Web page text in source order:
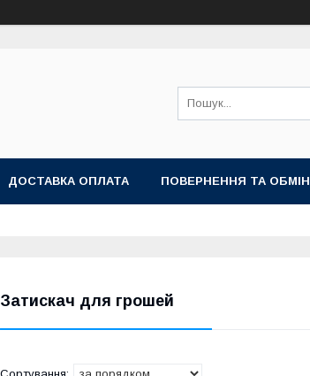
ДОСТАВКА ОПЛАТА ПОВЕРНЕННЯ ТА ОБМІН
Затискач для грошей